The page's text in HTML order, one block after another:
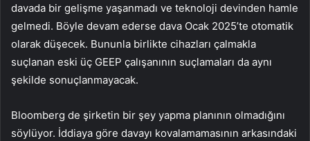
davada bir gelişme yaşanmadı ve teknoloji devinden hamle
gelmedi. Böyle devam ederse dava Ocak 2025’te otomatik
olarak düşecek. Bununla birlikte cihazları çalmakla
suçlanan eski üç GEEP çalışanının suçlamaları da aynı
şekilde sonuçlanmayacak.
Bloomberg de şirketin bir şey yapma planının olmadığını
söylüyor. İddiaya göre davayı kovalamamasının arkasındaki